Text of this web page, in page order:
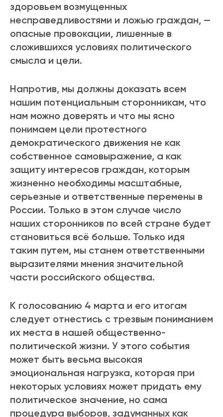
здоровьем возмущенных
несправедливостями и ложью граждан, —
опасные провокации, лишенные в
сложившихся условиях политического
смысла и цели.
Напротив, мы должны доказать всем
нашим потенциальным сторонникам, что
нам можно доверять и что мы ясно
понимаем цели протестного
демократического движения не как
собственное самовыражение, а как
защиту интересов граждан, которым
жизненно необходимы масштабные,
серьезные и ответственные перемены в
России. Только в этом случае число
наших сторонников по всей стране будет
становиться всё больше. Только идя
таким путем, мы станем ответственными
выразителями мнения значительной
части российского общества.
К голосованию 4 марта и его итогам
следует отнестись с трезвым пониманием
их места в нашей общественно-
политической жизни. У этого события
может быть весьма высокая
эмоциональная нагрузка, которая при
некоторых условиях может придать ему
политическое значение, но сама
процедура выборов, задуманных как